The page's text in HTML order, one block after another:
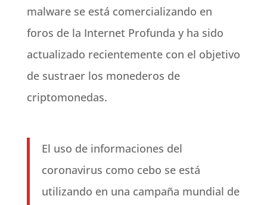
malware se está comercializando en
foros de la Internet Profunda y ha sido
actualizado recientemente con el objetivo
de sustraer los monederos de
criptomonedas.
El uso de informaciones del
coronavirus como cebo se está
utilizando en una campaña mundial de